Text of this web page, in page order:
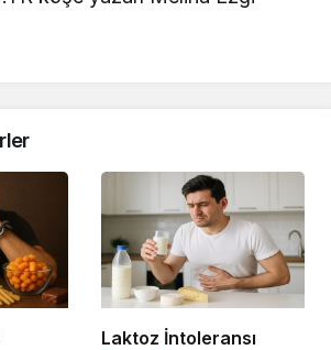
Laktoz İntoleransı